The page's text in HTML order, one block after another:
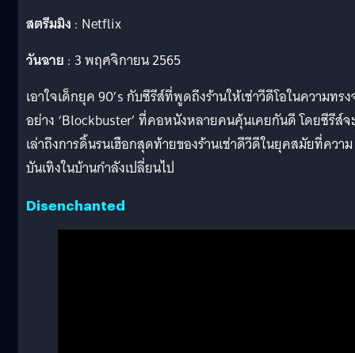
สตรีมมิง : Netflix
วันฉาย : 3 พฤศจิกายน 2565
เอาใจเด็กยุค 90’s กับซีรีส์ที่พูดถึงร้านให้เช่าวีดีโอในความทร
อย่าง ‘Blockbuster’ ที่คอหนังหลายคนคุ้นเคยกันดี โดยซีรีส์จ
เล่าถึงการดิ้นรนเฮือกสุดท้ายของร้านเช่าดีวีดีในยุคสมัยที่ความ
บันเทิงในบ้านกำลังเปลี่ยนไป
Disenchanted